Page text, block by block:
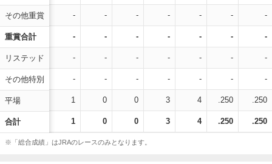
その他重賞
重賞合計
リステッド
その他特別
平場
合計
- - - - - - -
- - - - - - -
- - - - - - -
- - - - - - -
1 0 0 3 4 .250 .250
1 0 0 3 4 .250 .250
※「総合成績」はJRAのレースのみとなります。